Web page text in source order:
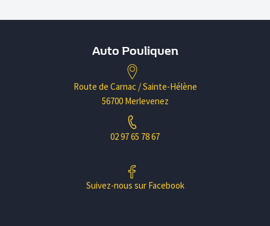
Auto Pouliquen
Route de Carnac / Sainte-Hélène
56700 Merlevenez
02 97 65 78 67
Suivez-nous sur Facebook